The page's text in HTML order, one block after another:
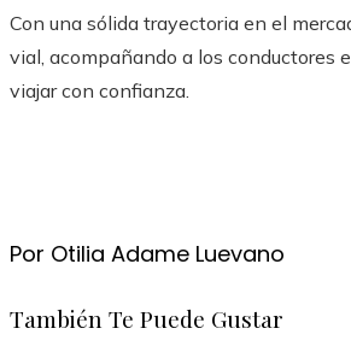
Con una sólida trayectoria en el
vial, acompañando a los conductores
viajar con confianza.
Por Otilia Adame Luevano
También Te Puede Gustar